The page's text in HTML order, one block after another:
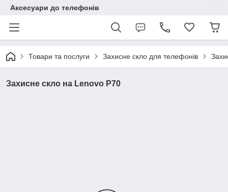
Аксесуари до телефонів
Товари та послуги Захисне скло для телефонів
Захисне скло на Lenovo P70